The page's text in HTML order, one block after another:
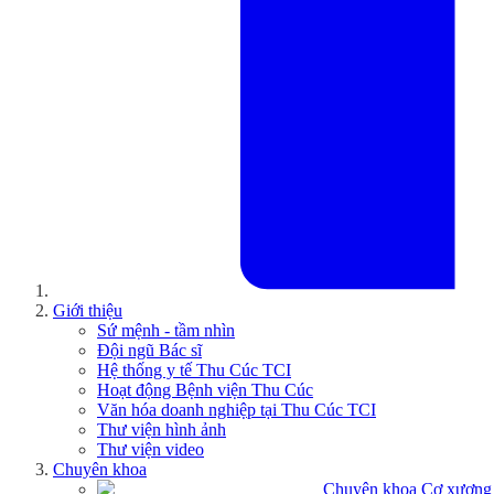
Giới thiệu
Sứ mệnh - tầm nhìn
Đội ngũ Bác sĩ
Hệ thống y tế Thu Cúc TCI
Hoạt động Bệnh viện Thu Cúc
Văn hóa doanh nghiệp tại Thu Cúc TCI
Thư viện hình ảnh
Thư viện video
Chuyên khoa
Chuyên khoa Cơ